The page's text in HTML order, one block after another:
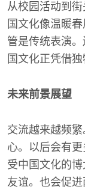
从校园活动到
国文化像温暖
管是传统表演
国文化正凭借独
未来前景展望
交流越来越频
心。以后会有
受中国文化的
友谊。也会促进